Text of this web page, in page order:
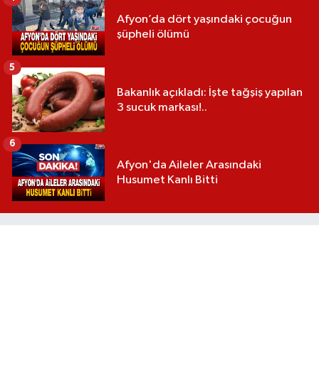
Afyon’da dört yaşındaki çocuğun
şüpheli ölümü
Bakanlık açıkladı: İşte tağşiş yapılan
3 sucuk markası!..
5
Afyon'da Aileler Arasındaki
Husumet Kanlı Bitti
6